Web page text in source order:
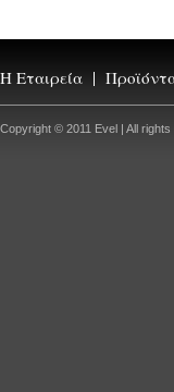
Η Εταιρεία
Copyright © 2011 Evel | All